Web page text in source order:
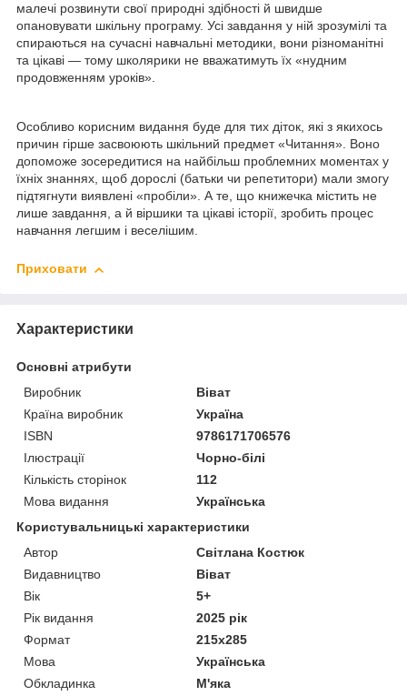
малечі розвинути свої природні здібності й швидше
опановувати шкільну програму. Усі завдання у ній зрозумілі та
спираються на сучасні навчальні методики, вони різноманітні
та цікаві — тому школярики не вважатимуть їх «нудним
продовженням уроків».
Особливо корисним видання буде для тих діток, які з якихось
причин гірше засвоюють шкільний предмет «Читання». Воно
допоможе зосередитися на найбільш проблемних моментах у
їхніх знаннях, щоб дорослі (батьки чи репетитори) мали змогу
підтягнути виявлені «пробіли». А те, що книжечка містить не
лише завдання, а й віршики та цікаві історії, зробить процес
навчання легшим і веселішим.
Приховати
Характеристики
Основні атрибути
Виробник
Віват
Країна виробник
Україна
ISBN
9786171706576
Ілюстрації
Чорно-білі
Кількість сторінок
112
Мова видання
Українська
Користувальницькі характеристики
Автор
Світлана Костюк
Видавництво
Віват
Вік
5+
Рік видання
2025 рік
Формат
215х285
Мова
Українська
Обкладинка
М'яка